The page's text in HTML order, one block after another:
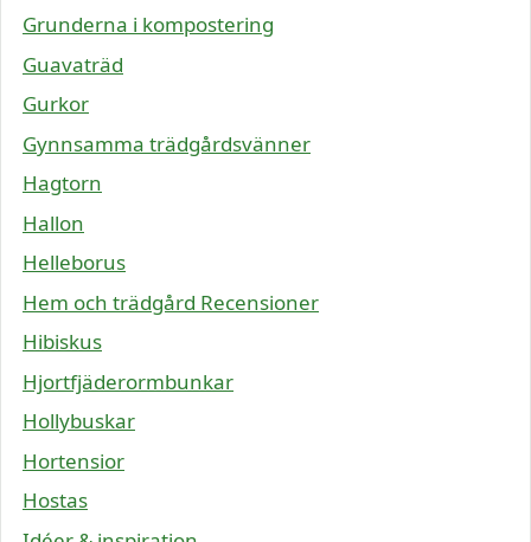
Grunderna i kompostering
Guavaträd
Gurkor
Gynnsamma trädgårdsvänner
Hagtorn
Hallon
Helleborus
Hem och trädgård Recensioner
Hibiskus
Hjortfjäderormbunkar
Hollybuskar
Hortensior
Hostas